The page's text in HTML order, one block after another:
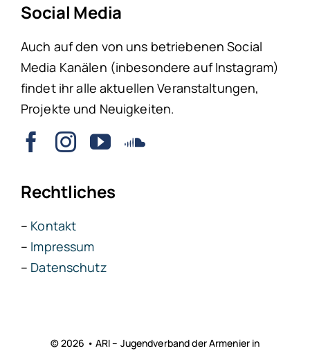
Social Media
Auch auf den von uns betriebenen Social
Media Kanälen (inbesondere auf Instagram)
findet ihr alle aktuellen Veranstaltungen,
Projekte und Neuigkeiten.
Rechtliches
– Kontakt
– Impressum
– Datenschutz
© 2026 • ARI – Jugendverband der Armenier in